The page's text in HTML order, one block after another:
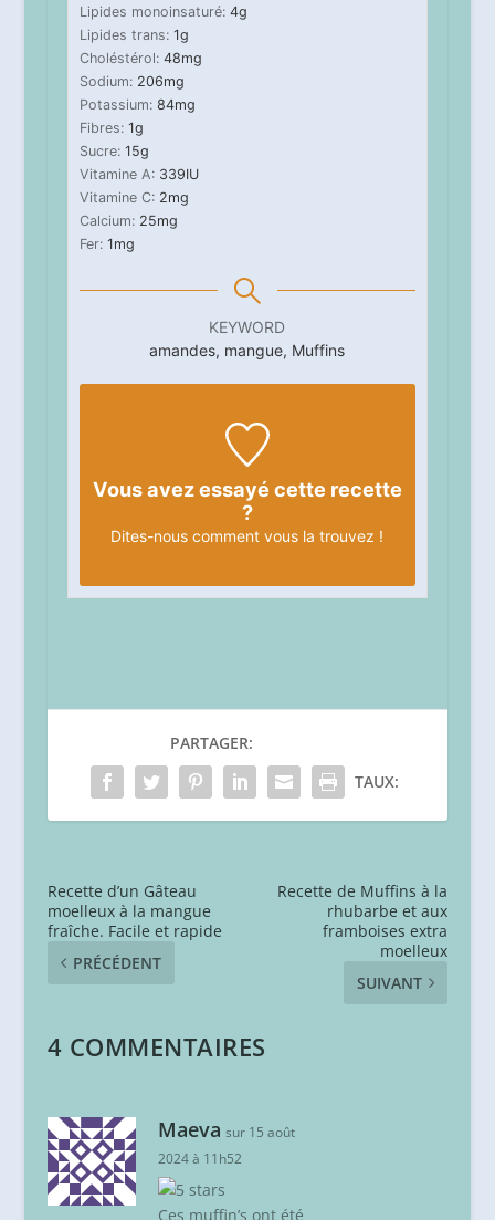
Lipides monoinsaturé: 4g
Lipides trans: 1g
Choléstérol: 48mg
Sodium: 206mg
Potassium: 84mg
Fibres: 1g
Sucre: 15g
Vitamine A: 339IU
Vitamine C: 2mg
Calcium: 25mg
Fer: 1mg
KEYWORD
amandes, mangue, Muffins
Vous avez essayé cette recette
?
Dites-nous comment vous la trouvez !
PARTAGER:
TAUX:
Recette d’un Gâteau
moelleux à la mangue
fraîche. Facile et rapide
PRÉCÉDENT
Recette de Muffins à la
rhubarbe et aux
framboises extra
moelleux
SUIVANT
4 COMMENTAIRES
Maeva sur 15 août
2024 à 11h52
Ces muffin’s ont été